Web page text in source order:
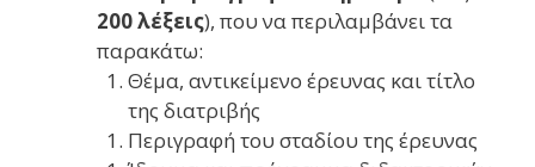
200 λέξεις), που να περιλαμβάνει τα
παρακάτω:
Θέμα, αντικείμενο έρευνας και τίτλο
της διατριβής
Περιγραφή του σταδίου της έρευνας